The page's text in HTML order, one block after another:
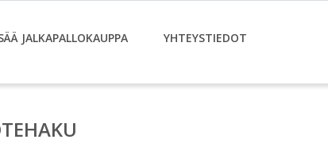
JALKAPALLOKAUPPA YHTEYSTIEDOT